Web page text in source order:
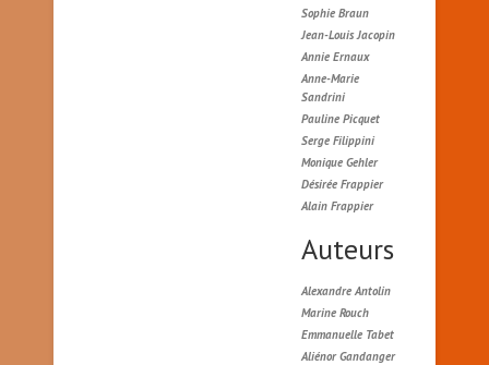
Sophie Braun
Jean-Louis Jacopin
Annie Ernaux
Anne-Marie
Sandrini
Pauline Picquet
Serge Filippini
Monique Gehler
Désirée Frappier
Alain Frappier
Auteurs
Alexandre Antolin
Marine Rouch
Emmanuelle Tabet
Aliénor Gandanger